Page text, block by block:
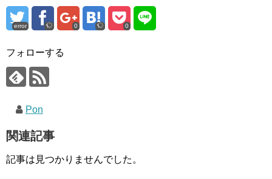
error 0 0
フォローする
Pon
関連記事
記事は見つかりませんでした。